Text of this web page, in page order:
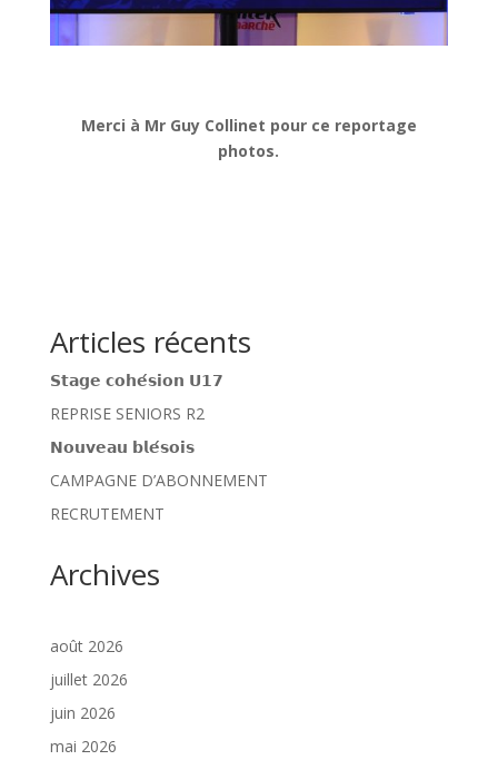
Merci à Mr Guy Collinet pour ce reportage
photos.
Articles récents
𝗦𝘁𝗮𝗴𝗲 𝗰𝗼𝗵𝗲́𝘀𝗶𝗼𝗻 𝗨𝟭𝟳
REPRISE SENIORS R2
𝗡𝗼𝘂𝘃𝗲𝗮𝘂 𝗯𝗹𝗲́𝘀𝗼𝗶𝘀
CAMPAGNE D’ABONNEMENT
RECRUTEMENT
Archives
août 2026
juillet 2026
juin 2026
mai 2026